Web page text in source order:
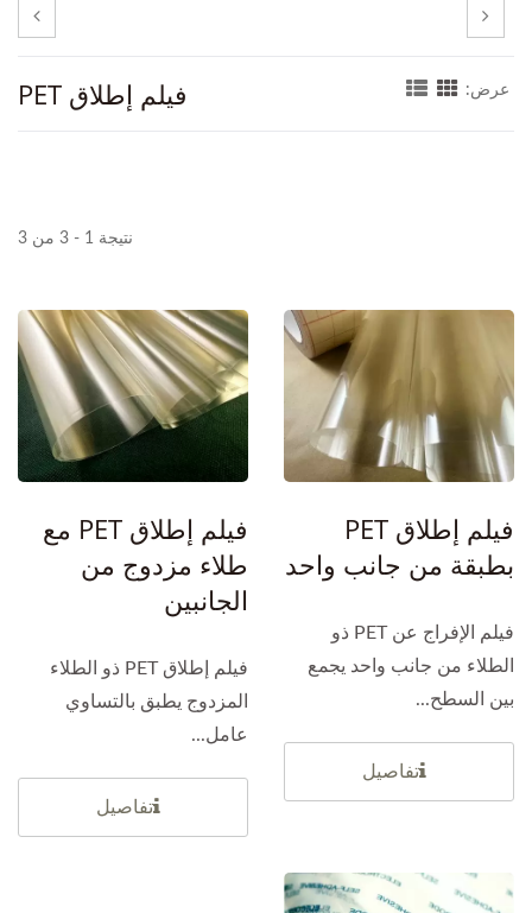
فيلم إطلاق PET عرض:
نتيجة 1 - 3 من 3
فيلم إطلاق PET
بطبقة من جانب واحد
فيلم الإفراج عن PET ذو
الطلاء من جانب واحد يجمع
بين السطح...
تفاصيل
فيلم إطلاق PET مع
طلاء مزدوج من
الجانبين
فيلم إطلاق PET ذو الطلاء
المزدوج يطبق بالتساوي
عامل...
تفاصيل